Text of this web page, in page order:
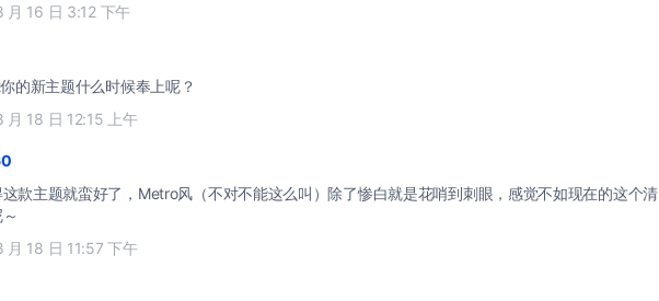
月 16 日 3:12 下午
的新主题什么时候奉上呢？
月 18 日 12:15 上午
款主题就蛮好了，Metro风（不对不能这么叫）除了惨白就是花哨到刺眼，感觉不如现在的这个清
月 18 日 11:57 下午